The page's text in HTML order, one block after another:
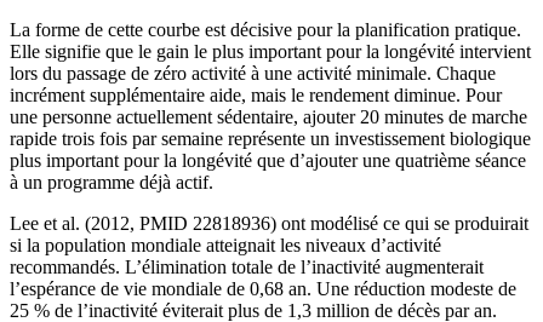
La forme de cette courbe est décisive pour la planification pratique.
Elle signifie que le gain le plus important pour la longévité intervient
lors du passage de zéro activité à une activité minimale. Chaque
incrément supplémentaire aide, mais le rendement diminue. Pour
une personne actuellement sédentaire, ajouter 20 minutes de marche
rapide trois fois par semaine représente un investissement biologique
plus important pour la longévité que d’ajouter une quatrième séance
à un programme déjà actif.
Lee et al. (2012, PMID 22818936) ont modélisé ce qui se produirait
si la population mondiale atteignait les niveaux d’activité
recommandés. L’élimination totale de l’inactivité augmenterait
l’espérance de vie mondiale de 0,68 an. Une réduction modeste de
25 % de l’inactivité éviterait plus de 1,3 million de décès par an.